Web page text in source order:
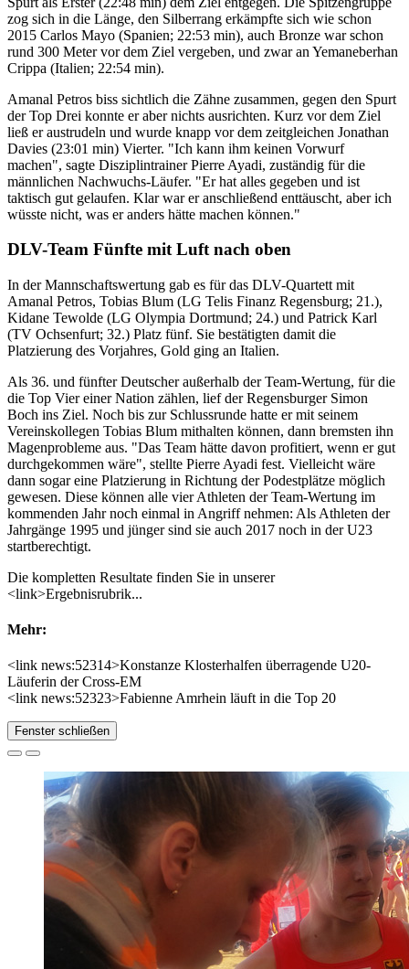
zog sich in die Länge, den Silberrang erkämpfte sich wie schon
2015 Carlos Mayo (Spanien; 22:53 min), auch Bronze war schon
rund 300 Meter vor dem Ziel vergeben, und zwar an Yemaneberhan
Crippa (Italien; 22:54 min).
Amanal Petros biss sichtlich die Zähne zusammen, gegen den Spurt
der Top Drei konnte er aber nichts ausrichten. Kurz vor dem Ziel
ließ er austrudeln und wurde knapp vor dem zeitgleichen Jonathan
Davies (23:01 min) Vierter. "Ich kann ihm keinen Vorwurf
machen", sagte Disziplintrainer Pierre Ayadi, zuständig für die
männlichen Nachwuchs-Läufer. "Er hat alles gegeben und ist
taktisch gut gelaufen. Klar war er anschließend enttäuscht, aber ich
wüsste nicht, was er anders hätte machen können."
DLV-Team Fünfte mit Luft nach oben
In der Mannschaftswertung gab es für das DLV-Quartett mit
Amanal Petros, Tobias Blum (LG Telis Finanz Regensburg; 21.),
Kidane Tewolde (LG Olympia Dortmund; 24.) und Patrick Karl
(TV Ochsenfurt; 32.) Platz fünf. Sie bestätigten damit die
Platzierung des Vorjahres, Gold ging an Italien.
Als 36. und fünfter Deutscher außerhalb der Team-Wertung, für die
die Top Vier einer Nation zählen, lief der Regensburger Simon
Boch ins Ziel. Noch bis zur Schlussrunde hatte er mit seinem
Vereinskollegen Tobias Blum mithalten können, dann bremsten ihn
Magenprobleme aus. "Das Team hätte davon profitiert, wenn er gut
durchgekommen wäre", stellte Pierre Ayadi fest. Vielleicht wäre
dann sogar eine Platzierung in Richtung der Podestplätze möglich
gewesen. Diese können alle vier Athleten der Team-Wertung im
kommenden Jahr noch einmal in Angriff nehmen: Als Athleten der
Jahrgänge 1995 und jünger sind sie auch 2017 noch in der U23
startberechtigt.
Die kompletten Resultate finden Sie in unserer
<link>Ergebnisrubrik...
Mehr:
<link news:52314>Konstanze Klosterhalfen überragende U20-
Läuferin der Cross-EM
<link news:52323>Fabienne Amrhein läuft in die Top 20
Fenster schließen